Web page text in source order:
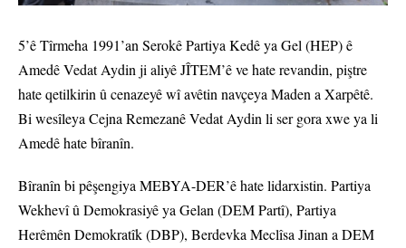
5’ê Tîrmeha 1991’an Serokê Partiya Kedê ya Gel (HEP) ê
Amedê Vedat Aydin ji aliyê JÎTEM’ê ve hate revandin, piştre
hate qetilkirin û cenazeyê wî avêtin navçeya Maden a Xarpêtê.
Bi wesîleya Cejna Remezanê Vedat Aydin li ser gora xwe ya li
Amedê hate bîranîn.
Bîranîn bi pêşengiya MEBYA-DER’ê hate lidarxistin. Partiya
Wekhevî û Demokrasiyê ya Gelan (DEM Partî), Partiya
Herêmên Demokratîk (DBP), Berdevka Meclîsa Jinan a DEM